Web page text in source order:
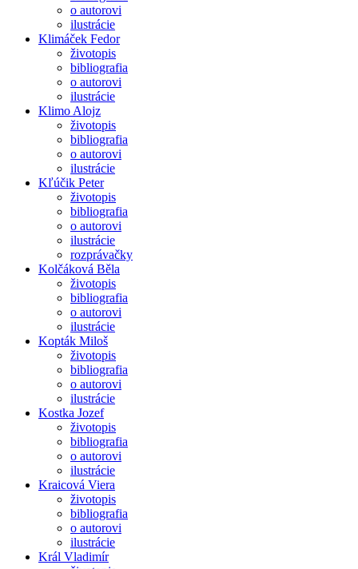
o autorovi
ilustrácie
Klimáček Fedor
životopis
bibliografia
o autorovi
ilustrácie
Klimo Alojz
životopis
bibliografia
o autorovi
ilustrácie
Kľúčik Peter
životopis
bibliografia
o autorovi
ilustrácie
rozprávačky
Kolčáková Běla
životopis
bibliografia
o autorovi
ilustrácie
Kopták Miloš
životopis
bibliografia
o autorovi
ilustrácie
Kostka Jozef
životopis
bibliografia
o autorovi
ilustrácie
Kraicová Viera
životopis
bibliografia
o autorovi
ilustrácie
Král Vladimír